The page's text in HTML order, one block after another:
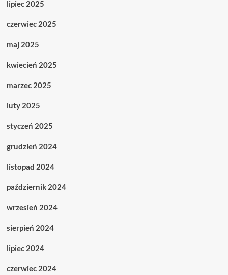
lipiec 2025
czerwiec 2025
maj 2025
kwiecień 2025
marzec 2025
luty 2025
styczeń 2025
grudzień 2024
listopad 2024
październik 2024
wrzesień 2024
sierpień 2024
lipiec 2024
czerwiec 2024